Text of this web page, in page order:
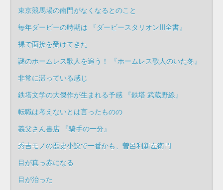
東京競馬場の南門がなくなるとのこと
毎年ダービーの時期は 『ダービースタリオンIII全書』
裸で面接を受けてきた
謎のホームレス歌人を追う！ 『ホームレス歌人のいた冬』
非常に滞っている感じ
鉄塔文学の大傑作が生まれる予感 『鉄塔 武蔵野線』
転職は考えないとは言ったものの
義父さん書店 『騎手の一分』
秀吉モノの歴史小説で一番かも、曽呂利新左衛門
目が真っ赤になる
目が治った